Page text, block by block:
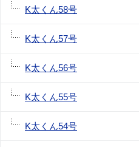
K太くん58号
K太くん57号
K太くん56号
K太くん55号
K太くん54号